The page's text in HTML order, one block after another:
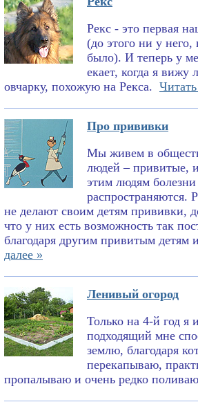
Рекс - это первая
(до этого ни у
было). И теперь у
екает, когда я
овчарку, похожую на Рекса.
Про прививки
Мы живем в
людей – привитые, и
этим людям
распространяются.
не делают своим детям прививки,
что у них есть возможность так
благодаря другим привитым детям
далее »
Ленивый огород
Только на 4-й год я
подходящий мне
землю, благодаря
перекапываю,
пропалываю и очень редко